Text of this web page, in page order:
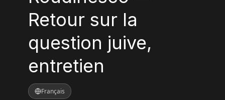
Retour sur la
question juive,
entretien
Français